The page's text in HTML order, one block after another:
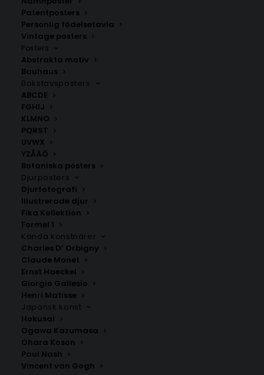
Patentposters
Personlig födelsetavla
Vintage posters
Posters
Abstrakta motiv
Bauhaus
Bokstavsposters
ABCDE
FGHIJ
KLMNO
PQRST
UVWX
YZÅÄÖ
Botaniska posters
Djurposters
Djurfotografi
Illustrerade djur
Fika Kollektion
Formel 1
Kända konstnärer
Charles D’ Orbigny
Claude Monet
Ernst Haeckel
Giorgio Gallesio
Henri Matisse
Japansk konst
Hokusai
Ogawa Kazumasa
Ohara Koson
Paul Nash
Vincent van Gogh
ANDRA KÖPTE ÄVEN
Lisović
Fr. 200.00